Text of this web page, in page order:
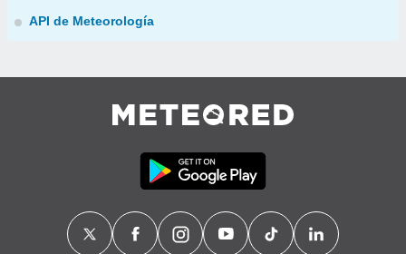
API de Meteorología